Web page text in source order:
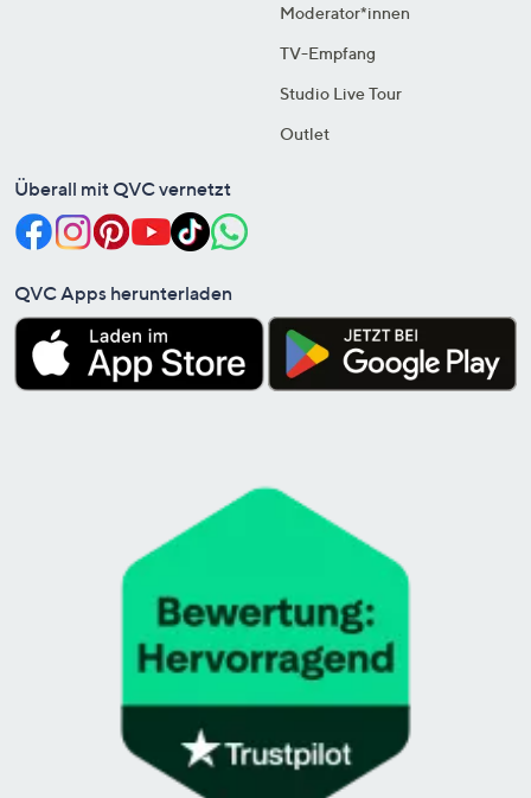
Moderator*innen
TV-Empfang
Studio Live Tour
Outlet
Überall mit QVC vernetzt
QVC Apps herunterladen